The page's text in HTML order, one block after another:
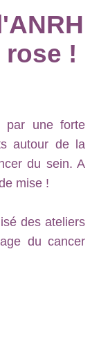
!
par une forte
autour de la
du sein. A
mise !
des ateliers
du cancer